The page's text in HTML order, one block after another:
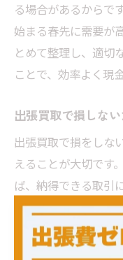
る場合があるからで
始まる春先に需要が
とめて整理し、適切
ことで、効率よく現
出張買取で損しな
出張買取で損をしな
えることが大切です
ば、納得できる取引
傷や汚れの有無、
れます。また、査定
うと、印象が良くな